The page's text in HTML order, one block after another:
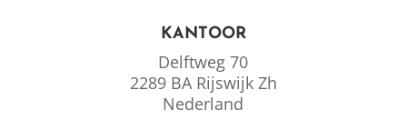
KANTOOR
Delftweg 70
2289 BA Rijswijk Zh
Nederland